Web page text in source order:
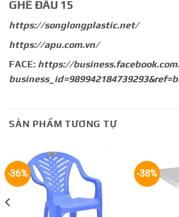
GHẾ ĐẨU 15
https://songlongplastic.net/
https://apu.com.vn/
FACE: https://
SẢN PHẨM TƯƠNG TỰ
-36% -38%